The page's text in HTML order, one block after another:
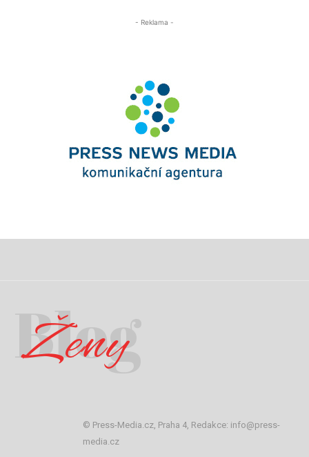
- Reklama -
Blog
Ženy
© Press-Media.cz, Praha 4, Redakce: info@press-
media.cz